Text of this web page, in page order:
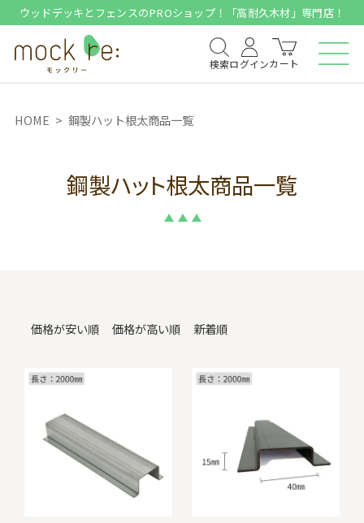
ウッドデッキとフェンスのPROショップ！「高耐久木材」専門店！
検索ログインカート
HOME 鋼製ハット根太商品一覧
鋼製ハット根太商品一覧
価格が安い順 価格が高い順 新着順